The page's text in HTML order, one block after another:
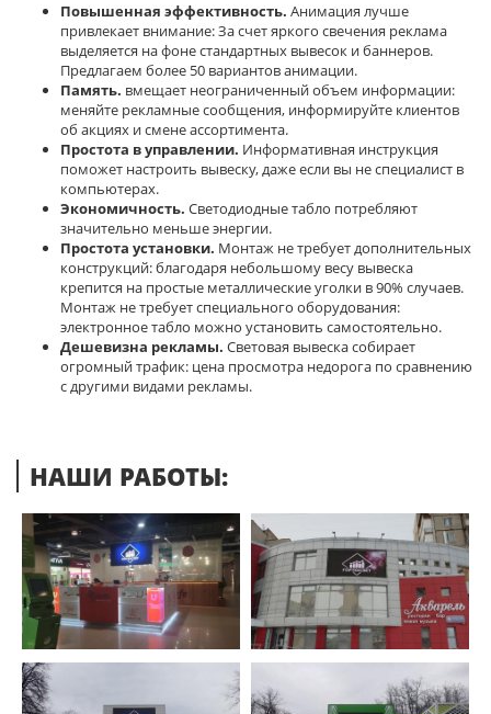
Повышенная эффективность. Анимация лучше
привлекает внимание: За счет яркого свечения реклама
выделяется на фоне стандартных вывесок и баннеров.
Предлагаем более 50 вариантов анимации.
Память. вмещает неограниченный объем информации:
меняйте рекламные сообщения, информируйте клиентов
об акциях и смене ассортимента.
Простота в управлении. Информативная инструкция
поможет настроить вывеску, даже если вы не специалист в
компьютерах.
Экономичность. Светодиодные табло потребляют
значительно меньше энергии.
Простота установки. Монтаж не требует дополнительных
конструкций: благодаря небольшому весу вывеска
крепится на простые металлические уголки в 90% случаев.
Монтаж не требует специального оборудования:
электронное табло можно установить самостоятельно.
Дешевизна рекламы. Световая вывеска собирает
огромный трафик: цена просмотра недорога по сравнению
с другими видами рекламы.
НАШИ РАБОТЫ: